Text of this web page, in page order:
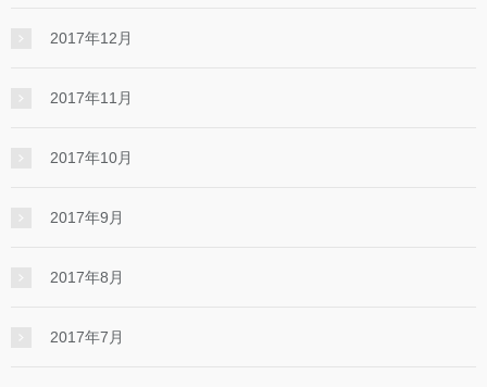
2017年12月
2017年11月
2017年10月
2017年9月
2017年8月
2017年7月